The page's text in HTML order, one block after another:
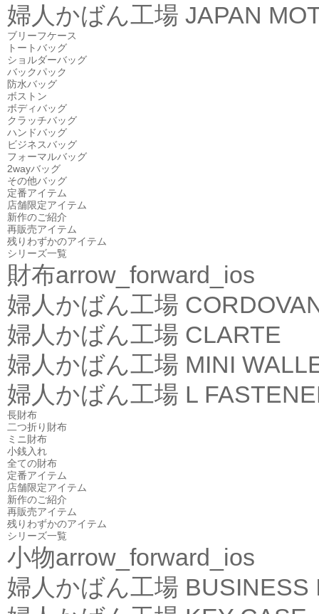
婦人かばん工場 JAPAN
ブリーフケース
トートバッグ
ショルダーバッグ
バックパック
防水バッグ
ボストン
ボディバッグ
クラッチバッグ
ハンドバッグ
ビジネスバッグ
フォーマルバッグ
2wayバッグ
その他バッグ
定番アイテム
店舗限定アイテム
新作のご紹介
再販売アイテム
残りわずかのアイテム
シリーズ一覧
財布arrow_forward_ios
婦人かばん工場
婦人かばん工場 CLARTE
婦人かばん工場 MINI
婦人かばん工場 L
長財布
二つ折り財布
ミニ財布
小銭入れ
全ての財布
定番アイテム
店舗限定アイテム
新作のご紹介
再販売アイテム
残りわずかのアイテム
シリーズ一覧
小物arrow_forward_ios
婦人かばん工場 BUSINESS